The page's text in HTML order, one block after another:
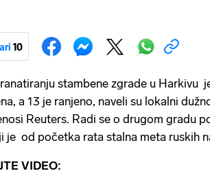
10
stambene zgrade u Harkivu
a 13 je ranjeno, naveli su lokalni
Reuters. Radi se o drugom gradu
je od početka rata stalna meta ruskih
VIDEO: